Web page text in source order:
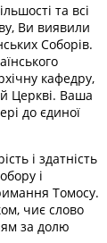
та всі
Ви виявили
Соборів.
кафедру,
Церкві. Ваша
до єдиної
і здатність
і
Томосу.
чиє слово
за долю